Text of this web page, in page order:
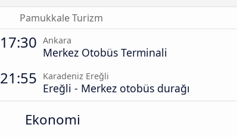
Pamukkale Turizm
17:30 Ankara
Merkez Otobüs Terminali
21:55 Karadeniz Ereğli
Ereğli - Merkez otobüs durağı
Ekonomi